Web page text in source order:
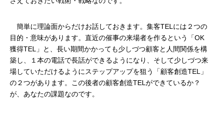
簡単に理論面からだけお話しておきます。集客TELには２つの
目的・意味があります。直近の催事の来場者を作るという「OK
獲得TEL」と、長い期間かかっても少しづつ顧客と人間関係を構
築し、１本の電話で長話ができるようになり、そして少しづつ来
場していただけるようにステップアップを狙う「顧客創造TEL」
の２つがあります。この後者の顧客創造TELができているか？
が、あなたの課題なのです。